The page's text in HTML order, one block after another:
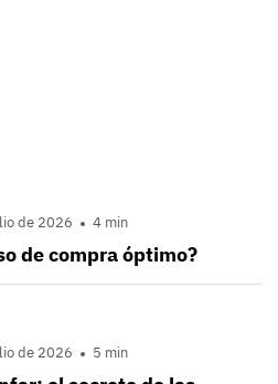
de 2026 4 min
de compra óptimo?
de 2026 5 min